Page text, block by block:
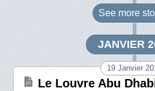
See more
JANVIER
19 Janvier
Le Louvre Abu